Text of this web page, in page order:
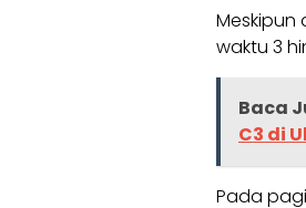
Meskipun
waktu 3
Baca
C3 di
Pada